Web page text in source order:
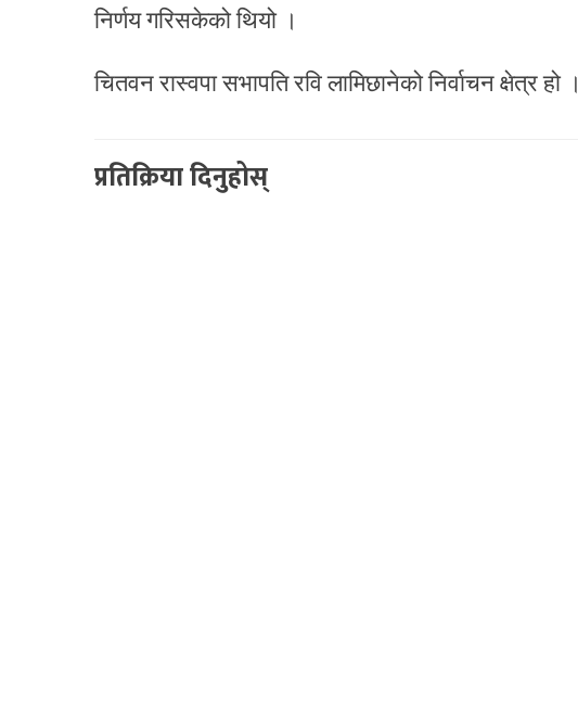
निर्णय गरिसकेको थियो ।
चितवन रास्वपा सभापति रवि लामिछानेको निर्वाचन क्षेत्र हो ।
प्रतिक्रिया दिनुहोस्